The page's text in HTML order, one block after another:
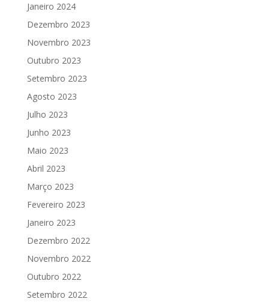
Janeiro 2024
Dezembro 2023
Novembro 2023
Outubro 2023
Setembro 2023
Agosto 2023
Julho 2023
Junho 2023
Maio 2023
Abril 2023
Março 2023
Fevereiro 2023
Janeiro 2023
Dezembro 2022
Novembro 2022
Outubro 2022
Setembro 2022